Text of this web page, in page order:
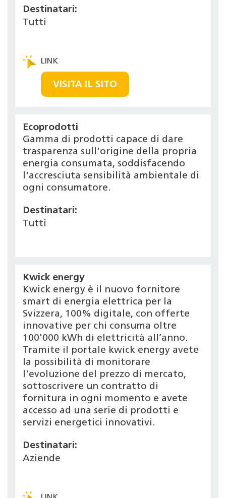
Destinatari:
Tutti
VISITA IL SITO
Ecoprodotti
Gamma di prodotti capace di dare
trasparenza sull'origine della propria
energia consumata, soddisfacendo
l'accresciuta sensibilità ambientale di
ogni consumatore.
Destinatari:
Tutti
Kwick energy
Kwick energy è il nuovo fornitore
smart di energia elettrica per la
Svizzera, 100% digitale, con offerte
innovative per chi consuma oltre
100'000 kWh di elettricità all’anno.
Tramite il portale kwick energy avete
la possibilità di monitorare
l'evoluzione del prezzo di mercato,
sottoscrivere un contratto di
fornitura in ogni momento e avete
accesso ad una serie di prodotti e
servizi energetici innovativi.
Destinatari:
Aziende